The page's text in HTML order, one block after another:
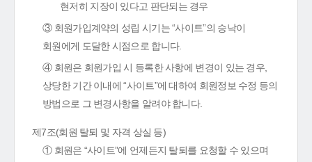
현저히 지장이 있다고 판단되는 경우
③ 회원가입계약의 성립 시기는 “사이트”의 승낙이
회원에게 도달한 시점으로 합니다.
④ 회원은 회원가입 시 등록한 사항에 변경이 있는 경우,
상당한 기간 이내에 “사이트”에 대하여 회원정보 수정 등의
방법으로 그 변경사항을 알려야 합니다.
제7조(회원 탈퇴 및 자격 상실 등)
① 회원은 “사이트”에 언제든지 탈퇴를 요청할 수 있으며